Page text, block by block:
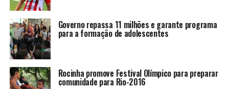
Governo repassa 11 milhões e garante programa
para a formação de adolescentes
Rocinha promove Festival Olímpico para preparar
comunidade para Rio-2016